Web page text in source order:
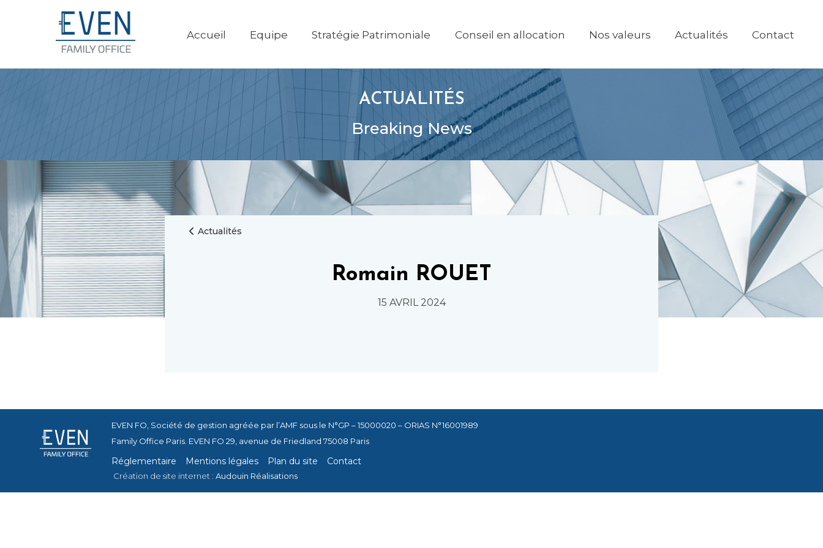
Accueil Equipe Stratégie Patrimoniale Conseil en allocation Nos valeurs Actualités Contact
ACTUALITÉS
Breaking News
Actualités
Romain ROUET
15 AVRIL 2024
EVEN FO, Société de gestion agréée par l’AMF sous le N°GP – 15000020 – ORIAS N°16001989
Family Office Paris. EVEN FO 29, avenue de Friedland 75008 Paris
Réglementaire Mentions légales Plan du site Contact
Création de site internet : Audouin Réalisations